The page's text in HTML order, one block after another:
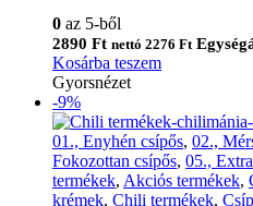
0 az 5-ből
2890 Ft nettó 2276 Ft
Kosárba teszem
Gyorsnézet
-9%
01., Enyhén csípős, 02.,
Fokozottan csípős, 05.,
termékek, Akciós termékek,
krémek, Chili termékek,